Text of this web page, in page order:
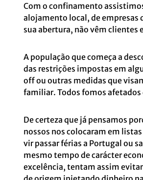
Com o confinamento
alojamento local, de empresas
sua abertura, não vêm clientes
A população que começa a
das restrições impostas em
off ou outras medidas que
familiar. Todos fomos
De certeza que já pensamos
nossos nos colocaram em
vir passar férias a Portugal ou
mesmo tempo de carácter
excelência, tentam assim evitar